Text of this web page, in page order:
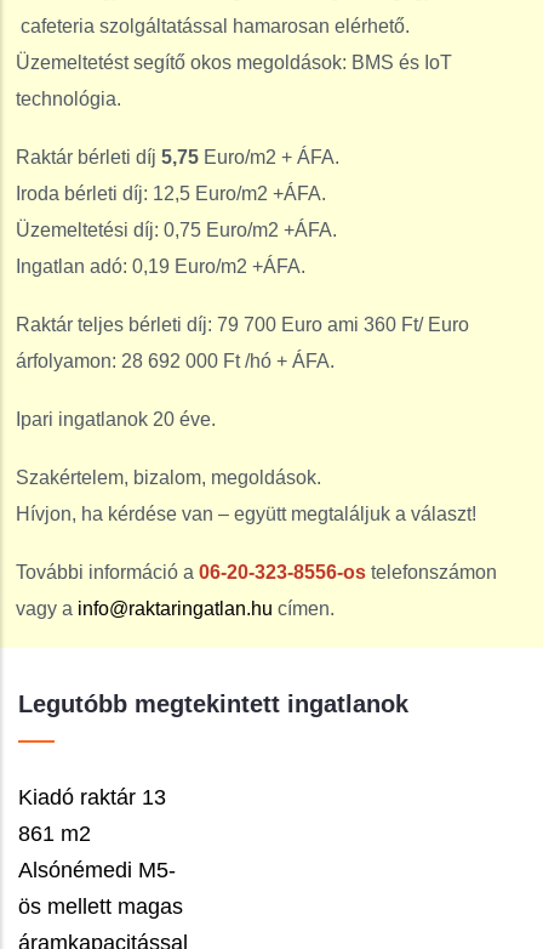
cafeteria szolgáltatással hamarosan elérhető.
Üzemeltetést segítő okos megoldások: BMS és IoT
technológia.
Raktár bérleti díj 5,75 Euro/m2 + ÁFA.
Iroda bérleti díj: 12,5 Euro/m2 +ÁFA.
Üzemeltetési díj: 0,75 Euro/m2 +ÁFA.
Ingatlan adó: 0,19 Euro/m2 +ÁFA.
Raktár teljes bérleti díj: 79 700 Euro ami 360 Ft/ Euro
árfolyamon: 28 692 000 Ft /hó + ÁFA.
Ipari ingatlanok 20 éve.
Szakértelem, bizalom, megoldások.
Hívjon, ha kérdése van – együtt megtaláljuk a választ!
További információ a 06-20-323-8556-os telefonszámon
vagy a info@raktaringatlan.hu címen.
Legutóbb megtekintett ingatlanok
Kiadó raktár 13
861 m2
Alsónémedi M5-
ös mellett magas
áramkapacitással